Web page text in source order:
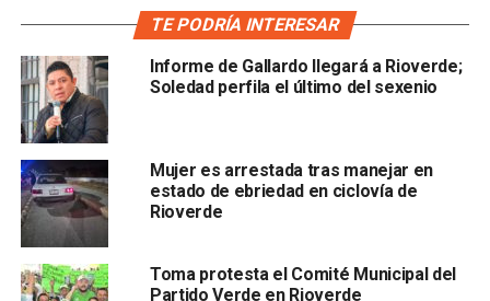
edad, cuyo cuerpo presentaba huellas de tortura y de
TE PODRÍA INTERESAR
Informe de Gallardo llegará a Rioverde;
Soledad perfila el último del sexenio
Mujer es arrestada tras manejar en
estado de ebriedad en ciclovía de
Rioverde
Toma protesta el Comité Municipal del
Partido Verde en Rioverde